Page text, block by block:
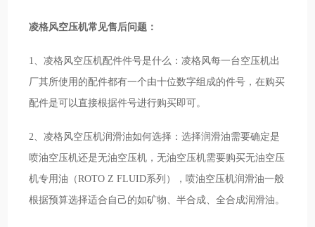
凌格风空压机常见售后问题：
1、凌格风空压机配件件号是什么：凌格风每一台空压机出
厂其所使用的配件都有一个由十位数字组成的件号，在购买
配件是可以直接根据件号进行购买即可。
2、凌格风空压机润滑油如何选择：选择润滑油需要确定是
喷油空压机还是无油空压机，无油空压机需要购买无油空压
机专用油（ROTO Z FLUID系列），喷油空压机润滑油一般
根据预算选择适合自己的如矿物、半合成、全合成润滑油。